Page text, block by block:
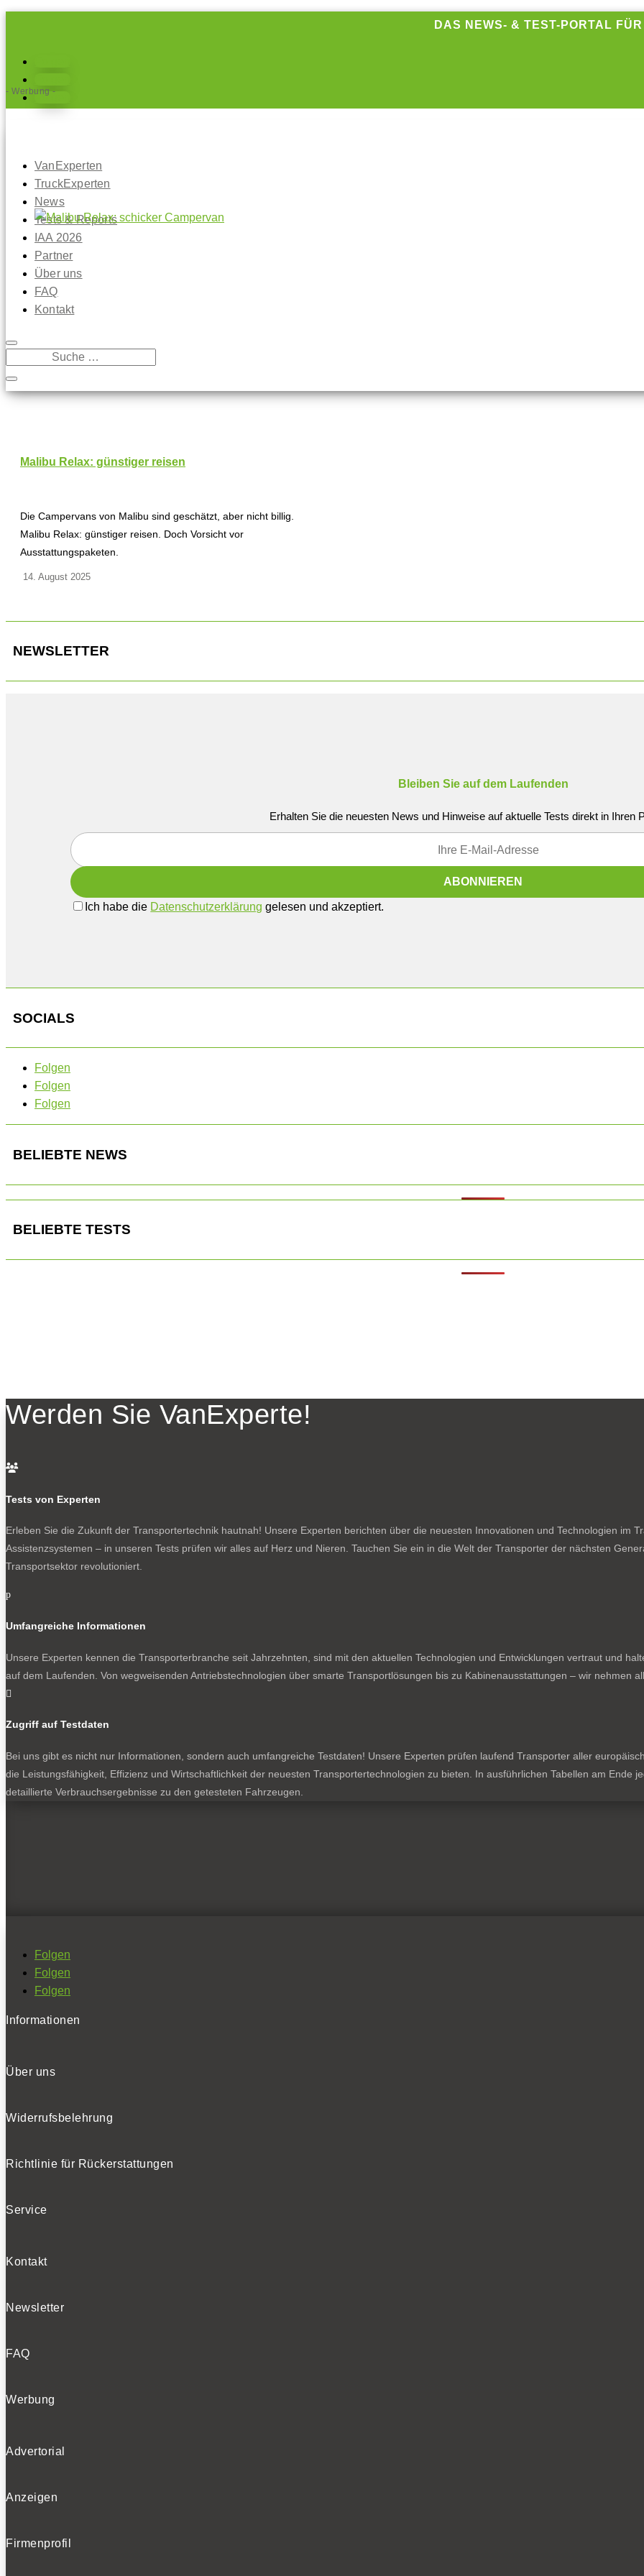
DAS NEWS- & TEST-PORTAL
Folgen
VanExperten
TruckExperten
News
Tests & Reports
IAA 2026
Partner
Über uns
FAQ
Kontakt
- Werbung -
Malibu Relax: günstiger reisen
Die Campervans von Malibu sind geschätzt, aber nicht billig.
Malibu Relax: günstiger reisen. Doch Vorsicht vor
Ausstattungspaketen.
14. August 2025
NEWSLETTER
Bleiben Sie auf dem Laufenden
Erhalten Sie die neuesten News und Hinweise auf aktuelle Tests direkt in Ihren
Ich habe die Datenschutzerklärung gelesen und akzeptiert.
SOCIALS
Folgen
Folgen
Folgen
BELIEBTE NEWS
BELIEBTE TESTS
Werden Sie VanExperte!

Tests von Experten
Erleben Sie die Zukunft der Transportertechnik hautnah! Unsere Experten berichten über die neuesten Innovationen und Technologien im
Assistenzsystemen – in unseren Tests prüfen wir alles auf Herz und Nieren. Tauchen Sie ein in die Welt der Transporter der nächsten
Transportsektor revolutioniert.
p
Umfangreiche Informationen
Unsere Experten kennen die Transporterbranche seit Jahrzehnten, sind mit den aktuellen Technologien und Entwicklungen vertraut und
auf dem Laufenden. Von wegweisenden Antriebstechnologien über smarte Transportlösungen bis zu Kabinenausstattungen – wir nehmen

Zugriff auf Testdaten
Bei uns gibt es nicht nur Informationen, sondern auch umfangreiche Testdaten! Unsere Experten prüfen laufend Transporter aller
die Leistungsfähigkeit, Effizienz und Wirtschaftlichkeit der neuesten Transportertechnologien zu bieten. In ausführlichen Tabellen am Ende
detaillierte Verbrauchsergebnisse zu den getesteten Fahrzeugen.
Folgen
Folgen
Folgen
Informationen
Über uns
Widerrufsbelehrung
Richtlinie für Rückerstattungen
Service
Kontakt
Newsletter
FAQ
Werbung
Advertorial
Anzeigen
Firmenprofil